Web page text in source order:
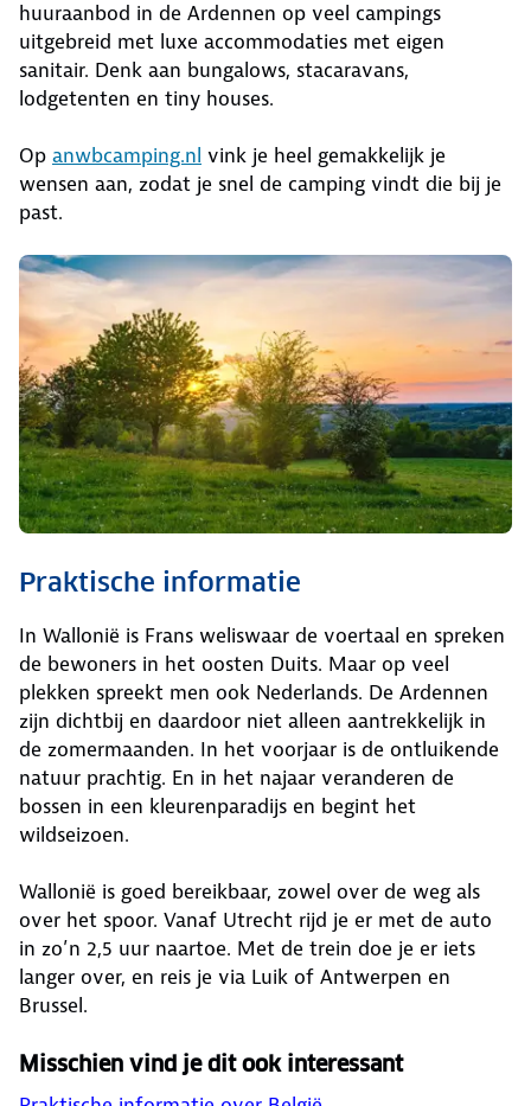
huuraanbod in de Ardennen op veel campings
uitgebreid met luxe accommodaties met eigen
sanitair. Denk aan bungalows, stacaravans,
lodgetenten en tiny houses.
Op anwbcamping.nl vink je heel gemakkelijk je
wensen aan, zodat je snel de camping vindt die bij je
past.
Praktische informatie
In Wallonië is Frans weliswaar de voertaal en spreken
de bewoners in het oosten Duits. Maar op veel
plekken spreekt men ook Nederlands. De Ardennen
zijn dichtbij en daardoor niet alleen aantrekkelijk in
de zomermaanden. In het voorjaar is de ontluikende
natuur prachtig. En in het najaar veranderen de
bossen in een kleurenparadijs en begint het
wildseizoen.
Wallonië is goed bereikbaar, zowel over de weg als
over het spoor. Vanaf Utrecht rijd je er met de auto
in zo’n 2,5 uur naartoe. Met de trein doe je er iets
langer over, en reis je via Luik of Antwerpen en
Brussel.
Misschien vind je dit ook interessant